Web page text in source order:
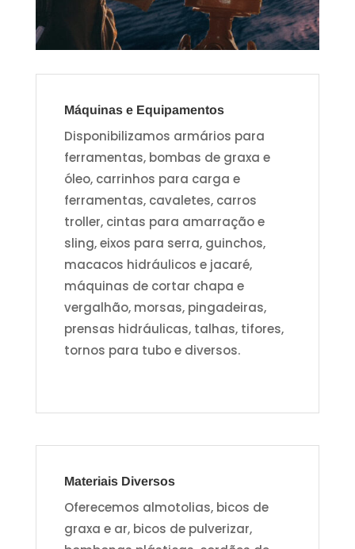
Máquinas e Equipamentos
Disponibilizamos armários para
ferramentas, bombas de graxa e
óleo, carrinhos para carga e
ferramentas, cavaletes, carros
troller, cintas para amarração e
sling, eixos para serra, guinchos,
macacos hidráulicos e jacaré,
máquinas de cortar chapa e
vergalhão, morsas, pingadeiras,
prensas hidráulicas, talhas, tifores,
tornos para tubo e diversos.
Materiais Diversos
Oferecemos almotolias, bicos de
graxa e ar, bicos de pulverizar,